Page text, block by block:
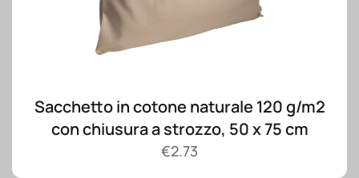
Sacchetto in cotone naturale 120 g/m2
con chiusura a strozzo, 50 x 75 cm
€2.73